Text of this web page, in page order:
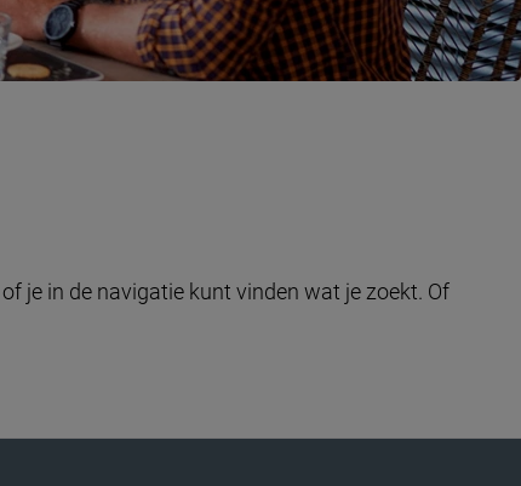
je in de navigatie kunt vinden wat je zoekt. Of